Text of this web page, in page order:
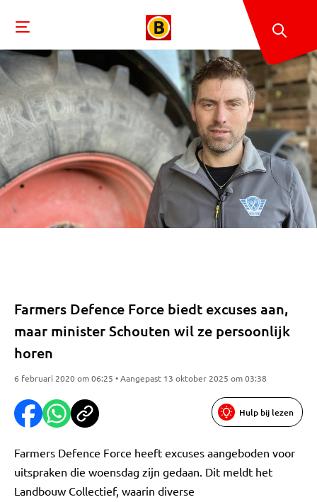
Farmers Defence Force biedt excuses aan,
maar minister Schouten wil ze persoonlijk
horen
6 februari 2020 om 06:25 • Aangepast 13 oktober 2025 om 03:38
Hulp bij lezen
Farmers Defence Force heeft excuses aangeboden voor
uitspraken die woensdag zijn gedaan. Dit meldt het
Landbouw Collectief, waarin diverse